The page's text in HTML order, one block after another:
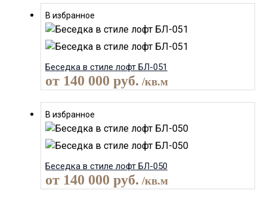
В избранное
Беседка в стиле лофт БЛ-051
от 140 000 руб. /кв.м
В избранное
Беседка в стиле лофт БЛ-050
от 140 000 руб. /кв.м